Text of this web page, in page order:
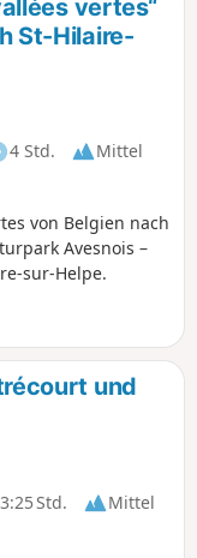
öffnet sich die
bis nach
und
offenen
bietet
in die
vertes“
St-Hilaire-
4 Std.
Mittel
von Belgien nach
Avesnois –
sur-Helpe.
und
3:25 Std.
Mittel